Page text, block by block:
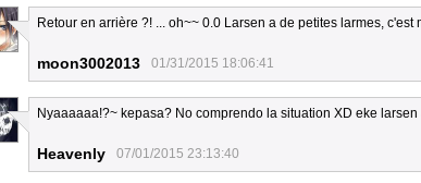
Retour en arrière ?! ... oh~~ 0.0 Larsen a de petites larmes, c'est
moon3002013 01/31/2015 18:06:41
Nyaaaaaa!?~ kepasa? No comprendo la situation XD eke
Heavenly 07/01/2015 23:13:40